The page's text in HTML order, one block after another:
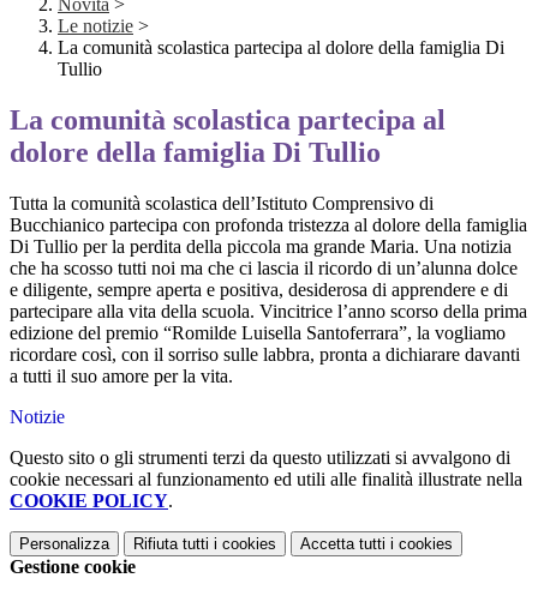
Novità >
Le notizie >
La comunità scolastica partecipa al dolore della famiglia Di
Tullio
La comunità scolastica partecipa al
dolore della famiglia Di Tullio
Tutta la comunità scolastica dell’Istituto Comprensivo di
Bucchianico partecipa con profonda tristezza al dolore della famiglia
Di Tullio per la perdita della piccola ma grande Maria. Una notizia
che ha scosso tutti noi ma che ci lascia il ricordo di un’alunna dolce
e diligente, sempre aperta e positiva, desiderosa di apprendere e di
partecipare alla vita della scuola. Vincitrice l’anno scorso della prima
edizione del premio “Romilde Luisella Santoferrara”, la vogliamo
ricordare così, con il sorriso sulle labbra, pronta a dichiarare davanti
a tutti il suo amore per la vita.
Notizie
Questo sito o gli strumenti terzi da questo utilizzati si avvalgono di
cookie necessari al funzionamento ed utili alle finalità illustrate nella
COOKIE POLICY.
Personalizza Rifiuta tutti i cookies Accetta tutti i cookies
Gestione cookie